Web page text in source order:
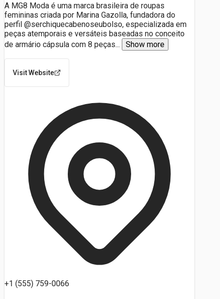
A MG8 Moda é uma marca brasileira de roupas
femininas criada por Marina Gazolla, fundadora do
perfil @serchiquecabenoseubolso, especializada em
peças atemporais e versáteis baseadas no conceito
de armário cápsula com 8 peças... Show more
Visit Website
+1 (555) 759-0066